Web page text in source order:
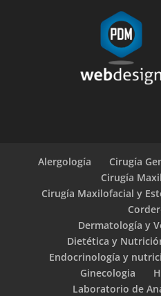
Alergología
Cirugía
Cirugía
Cirugía Maxilofacial y
Dermatología y
Dietética y
Endocrinología y
Ginecologia
Laboratorio de